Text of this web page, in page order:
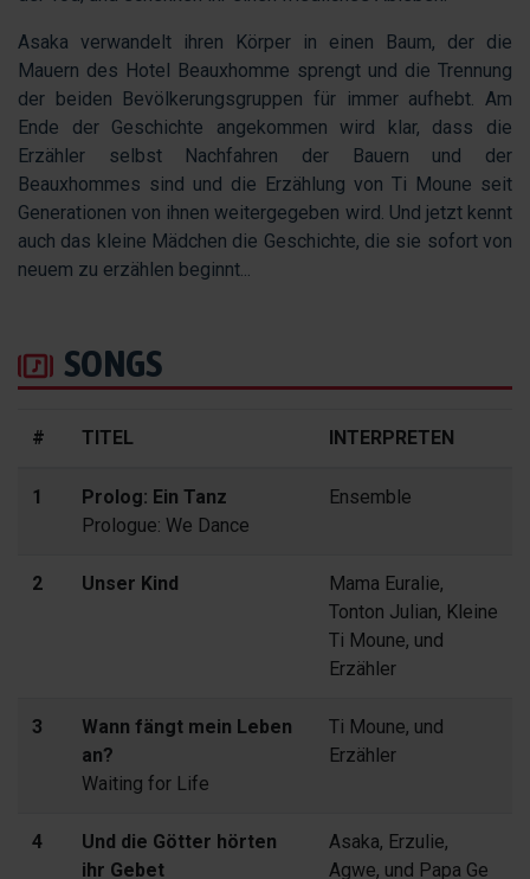
Asaka verwandelt ihren Körper in einen Baum, der die
Mauern des Hotel Beauxhomme sprengt und die Trennung
der beiden Bevölkerungsgruppen für immer aufhebt. Am
Ende der Geschichte angekommen wird klar, dass die
Erzähler selbst Nachfahren der Bauern und der
Beauxhommes sind und die Erzählung von Ti Moune seit
Generationen von ihnen weitergegeben wird. Und jetzt kennt
auch das kleine Mädchen die Geschichte, die sie sofort von
neuem zu erzählen beginnt...
SONGS
# TITEL INTERPRETEN
1
Prolog: Ein Tanz
Prologue: We Dance
Ensemble
2 Unser Kind
Mama Euralie,
Tonton Julian, Kleine
Ti Moune, und
Erzähler
3
Wann fängt mein Leben
an?
Waiting for Life
Ti Moune, und
Erzähler
4
Und die Götter hörten
ihr Gebet
Asaka, Erzulie,
Agwe, und Papa Ge